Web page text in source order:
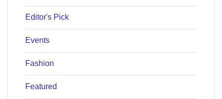
Editor's Pick
Events
Fashion
Featured